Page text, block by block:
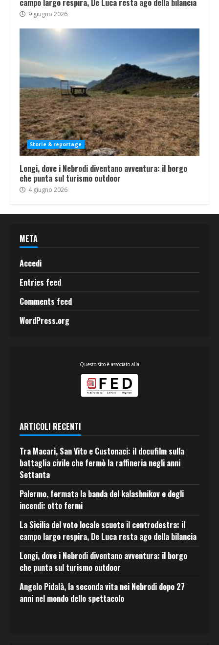
campo largo respira, De Luca resta ago della bilancia
9 giugno 2026
Storie & reportage
Longi, dove i Nebrodi diventano avventura: il borgo
che punta sul turismo outdoor
4 giugno 2026
META
Accedi
Entries feed
Comments feed
WordPress.org
Questo sito è associato alla
ARTICOLI RECENTI
Tra Macari, San Vito e Custonaci: il docufilm sulla
battaglia civile che fermò la raffineria negli anni
Settanta
Palermo, fermata la banda del kalashnikov e degli
incendi: otto fermi
La Sicilia del voto locale scuote il centrodestra: il
campo largo respira, De Luca resta ago della bilancia
Longi, dove i Nebrodi diventano avventura: il borgo
che punta sul turismo outdoor
Angelo Pidalà, la seconda vita nei Nebrodi dopo 27
anni nel mondo dello spettacolo